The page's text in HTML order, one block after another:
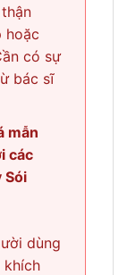
hoặc
có sự
bác sĩ
mẫn
các
Sói
dùng
khích